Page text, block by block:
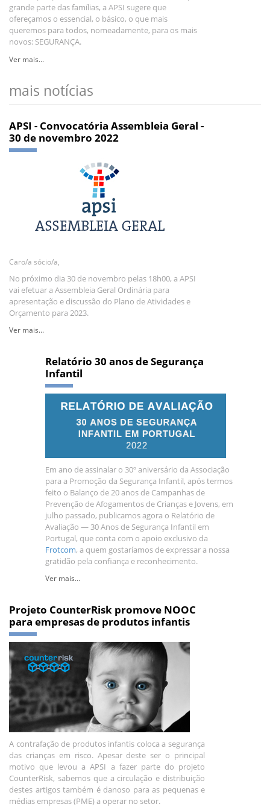
grande parte das famílias, a APSI sugere que
ofereçamos o essencial, o básico, o que mais
queremos para todos, nomeadamente, para os mais
novos: SEGURANÇA.
Ver mais...
mais notícias
APSI - Convocatória Assembleia Geral -
30 de novembro 2022
Caro/a sócio/a,
No próximo dia 30 de novembro pelas 18h00, a APSI
vai efetuar a Assembleia Geral Ordinária para
apresentação e discussão do Plano de Atividades e
Orçamento para 2023.
Ver mais...
Relatório 30 anos de Segurança
Infantil
Em ano de assinalar o 30º aniversário da Associação
para a Promoção da Segurança Infantil, após termos
feito o Balanço de 20 anos de Campanhas de
Prevenção de Afogamentos de Crianças e Jovens, em
julho passado, publicamos agora o Relatório de
Avaliação — 30 Anos de Segurança Infantil em
Portugal, que conta com o apoio exclusivo da
Frotcom, a quem gostaríamos de expressar a nossa
gratidão pela confiança e reconhecimento.
Ver mais...
Projeto CounterRisk promove NOOC
para empresas de produtos infantis
A contrafação de produtos infantis coloca a segurança
das crianças em risco. Apesar deste ser o principal
motivo que levou a APSI a fazer parte do projeto
CounterRisk, sabemos que a circulação e distribuição
destes artigos também é danoso para as pequenas e
médias empresas (PME) a operar no setor.